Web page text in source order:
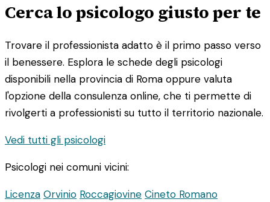
Cerca lo psicologo giusto per te
Trovare il professionista adatto è il primo passo verso
il benessere. Esplora le schede degli psicologi
disponibili nella provincia di Roma oppure valuta
l'opzione della consulenza online, che ti permette di
rivolgerti a professionisti su tutto il territorio nazionale.
Vedi tutti gli psicologi
Psicologi nei comuni vicini:
Licenza Orvinio Roccagiovine Cineto Romano